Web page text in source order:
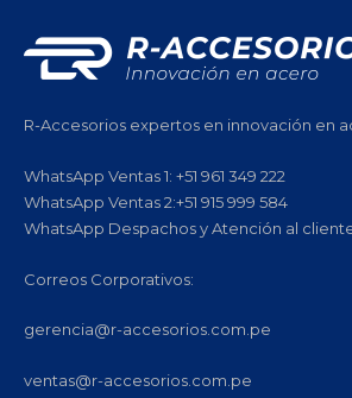
R-Accesorios expertos en innovación en
WhatsApp Ventas 1: +51 961 349 222
WhatsApp Ventas 2:+51 915 999 584
WhatsApp Despachos y Atención al cliente:
Correos Corporativos:
gerencia@r-accesorios.com.pe
ventas@r-accesorios.com.pe